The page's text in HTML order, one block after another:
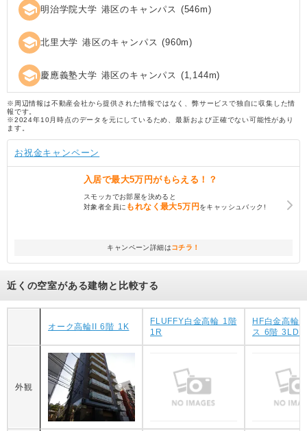
school 明治学院大学 港区のキャンパス (546m)
school 北里大学 港区のキャンパス (960m)
school 慶應義塾大学 港区のキャンパス (1,144m)
※周辺情報は不動産会社から提供された情報ではなく、弊サービスで独自に収集した情
報です。
※2024年10月時点のデータを元にしているため、最新および正確でない可能性があり
ます。
お祝金キャンペーン
入居で最大5万円がもらえる！？
スモッカでお部屋を決めると
対象者全員に もれなく最大5万円をキャッシュバック!
キャンペーン詳細はコチラ！
近くの空室がある建物と比較する
オーク高輪II 6階 1K
FLUFFY白金高輪 1階
1R
HF白金高輪
ス 6階 3LDK
外観